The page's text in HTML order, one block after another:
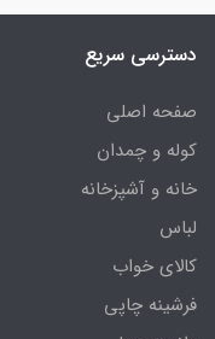
دسترسی سریع
صفحه اصلی
کوله و چمدان
خانه و آشپزخانه
لباس
کالای خواب
فرشینه چاپی